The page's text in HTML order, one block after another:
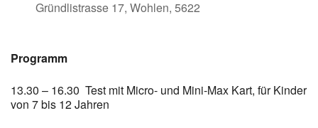
Gründlistrasse 17, Wohlen, 5622
Programm
13.30 – 16.30 Test mit Micro- und Mini-Max Kart, für Kinder
von 7 bis 12 Jahren